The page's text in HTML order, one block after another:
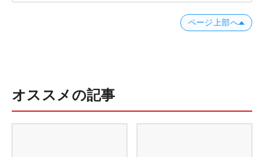
ページ上部へ
オススメの記事